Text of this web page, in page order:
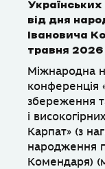
від дня
Івановича
травня 2026
Міжнародна
конференція
збереження
і
Карпат» (з
народження
Комендаря)